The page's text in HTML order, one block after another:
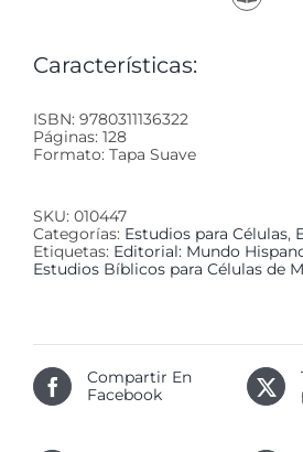
Características:
ISBN: 9780311136322
Páginas: 128
Formato: Tapa Suave
SKU: 010447
Categorías: Estudios para Células,
Etiquetas: Editorial: Mundo
Estudios Bíblicos para Células de
Compartir En
Facebook